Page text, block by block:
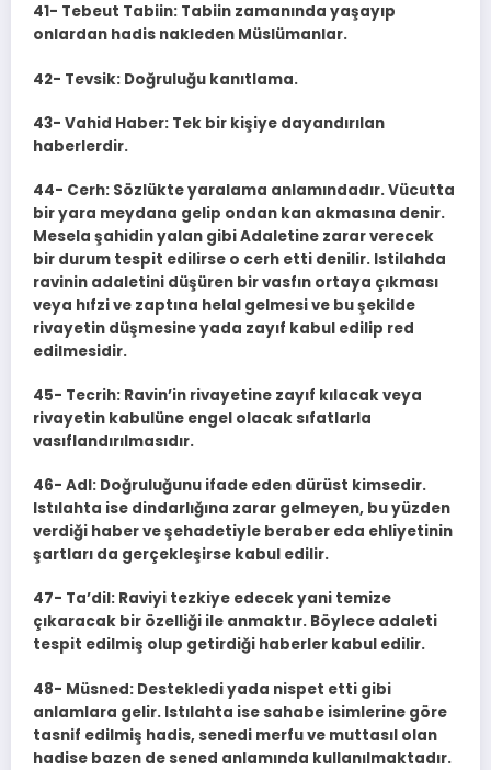
41- Tebeut Tabiin: Tabiin zamanında yaşayıp
onlardan hadis nakleden Müslümanlar.
42- Tevsik: Doğruluğu kanıtlama.
43- Vahid Haber: Tek bir kişiye dayandırılan
haberlerdir.
44- Cerh: Sözlükte yaralama anlamındadır. Vücutta
bir yara meydana gelip ondan kan akmasına denir.
Mesela şahidin yalan gibi Adaletine zarar verecek
bir durum tespit edilirse o cerh etti denilir. Istilahda
ravinin adaletini düşüren bir vasfın ortaya çıkması
veya hıfzi ve zaptına helal gelmesi ve bu şekilde
rivayetin düşmesine yada zayıf kabul edilip red
edilmesidir.
45- Tecrih: Ravin’in rivayetine zayıf kılacak veya
rivayetin kabulüne engel olacak sıfatlarla
vasıflandırılmasıdır.
46- Adl: Doğruluğunu ifade eden dürüst kimsedir.
Istılahta ise dindarlığına zarar gelmeyen, bu yüzden
verdiği haber ve şehadetiyle beraber eda ehliyetinin
şartları da gerçekleşirse kabul edilir.
47- Ta’dil: Raviyi tezkiye edecek yani temize
çıkaracak bir özelliği ile anmaktır. Böylece adaleti
tespit edilmiş olup getirdiği haberler kabul edilir.
48- Müsned: Destekledi yada nispet etti gibi
anlamlara gelir. Istılahta ise sahabe isimlerine göre
tasnif edilmiş hadis, senedi merfu ve muttasıl olan
hadise bazen de sened anlamında kullanılmaktadır.